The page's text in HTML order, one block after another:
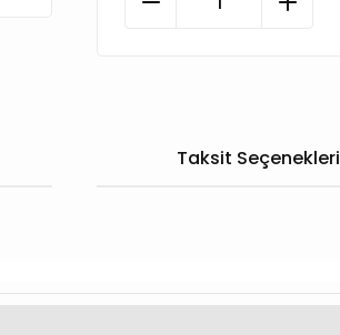
Taksit Seçenekleri